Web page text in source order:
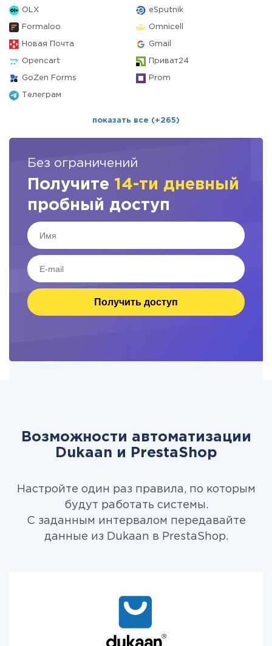
OLX eSputnik
Formaloo Omnicell
Новая Почта Gmail
Opencart Приват24
GoZen Forms Prom
Телеграм
показать все (+265)
Без ограничений
Получите 14-ти дневный
пробный доступ
Получить доступ
Возможности автоматизации
Dukaan и PrestaShop
Настройте один раз правила, по которым
будут работать системы.
С заданным интервалом передавайте
данные из Dukaan в PrestaShop.